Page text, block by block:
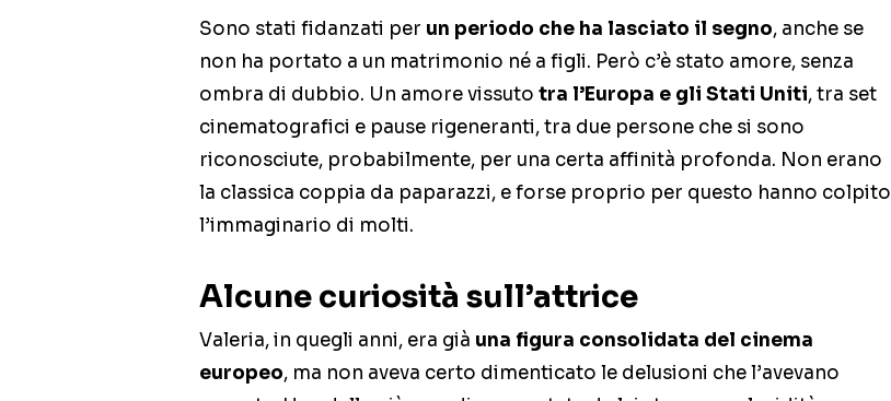
Sono stati fidanzati per un periodo che ha lasciato il segno, anche se
non ha portato a un matrimonio né a figli. Però c’è stato amore, senza
ombra di dubbio. Un amore vissuto tra l’Europa e gli Stati Uniti, tra set
cinematografici e pause rigeneranti, tra due persone che si sono
riconosciute, probabilmente, per una certa affinità profonda. Non erano
la classica coppia da paparazzi, e forse proprio per questo hanno colpito
l’immaginario di molti.
Alcune curiosità sull’attrice
Valeria, in quegli anni, era già una figura consolidata del cinema
europeo, ma non aveva certo dimenticato le delusioni che l’avevano